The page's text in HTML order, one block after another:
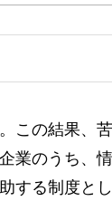
この結果、
業のうち、
する制度とし